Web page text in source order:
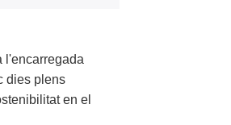
l'encarregada
dies plens
en el